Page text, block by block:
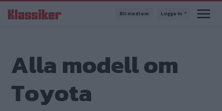
till
Bli medlem Logga in
Alla modell om
Toyota